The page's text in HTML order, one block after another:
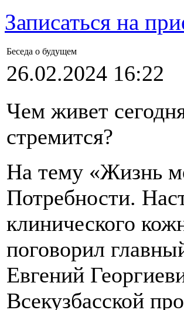
Записаться на
Беседа о будущем
26.02.2024 16:22
Чем живет
стремится?
На тему «Жизнь
Потребности.
клинического
поговорил
Евгений
Всекузбасской